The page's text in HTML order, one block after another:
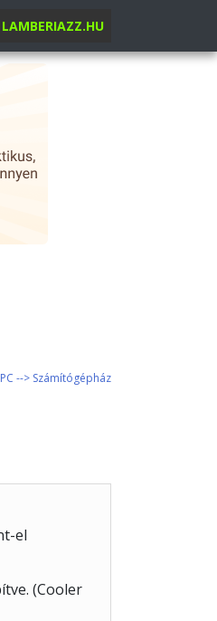
LAMBERIAZZ.HU
PC --> Számítógépház
el
(Cooler